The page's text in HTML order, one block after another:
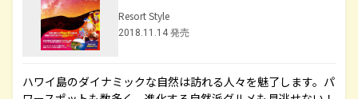
Resort Style
2018.11.14 発売
ハワイ島のダイナミックな自然は訪れる人々を魅了します。パ